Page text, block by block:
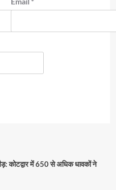
कोटद्वार में 650 से अधिक धावकों ने